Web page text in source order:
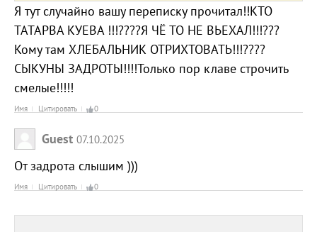
Я тут случайно вашу переписку прочитал!!КТО
ТАТАРВА КУЕВА !!!????Я ЧЁ ТО НЕ ВЬЕХАЛ!!!???
Кому там ХЛЕБАЛЬНИК ОТРИХТОВАТЬ!!!????
СЫКУНЫ ЗАДРОТЫ!!!!Только пор клаве строчить
смелые!!!!!
Имя Цитировать 0
Guest 07.10.2025
От задрота слышим )))
Имя Цитировать 0